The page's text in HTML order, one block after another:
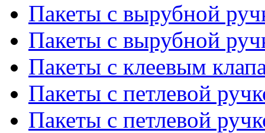
Пакеты с вырубной
Пакеты с вырубной
Пакеты с клеевым
Пакеты с петлевой
Пакеты с петлевой